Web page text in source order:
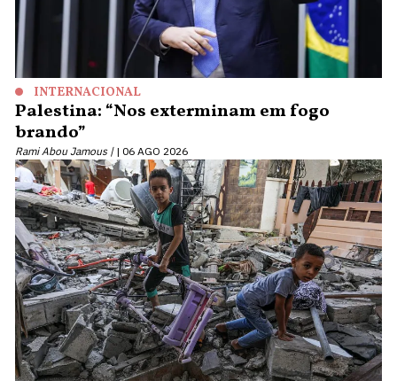
INTERNACIONAL
Palestina: “Nos exterminam em fogo
brando”
Rami Abou Jamous | 06 AGO 2026